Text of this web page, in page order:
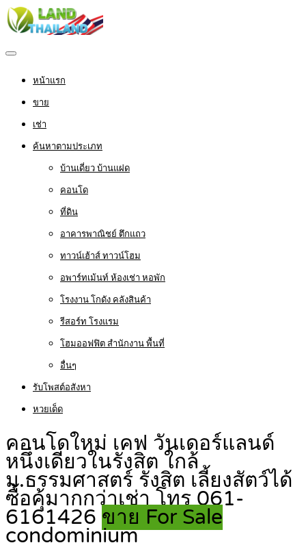
หน้าแรก
ขาย
เช่า
ค้นหาตามประเภท
บ้านเดี่ยว บ้านแฝด
คอนโด
ที่ดิน
อาคารพาณิชย์ ตึกแถว
ทาวน์เฮ้าส์ ทาวน์โฮม
อพาร์ทเม้นท์ ห้องเช่า หอพัก
โรงงาน โกดัง คลังสินค้า
รีสอร์ท โรงแรม
โฮมออฟฟิต สำนักงาน พื้นที่
อื่นๆ
รับโพสต์อสังหา
หวยเด็ด
คอนโดใหม่ เคฟ วันเดอร์แลนด์
หนึ่งเดียวในรังสิต ใกล้
ม.ธรรมศาสตร์ รังสิต เลี้ยงสัตว์ได้
ซื้อคุ้มากกว่าเช่า โทร 061-
6161426 ขาย For Sale
condominium